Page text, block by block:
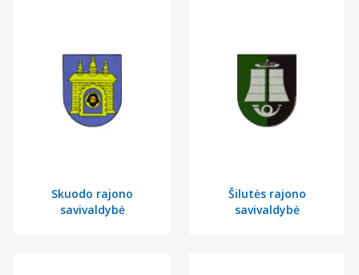
Skuodo rajono
savivaldybė
Šilutės rajono
savivaldybė